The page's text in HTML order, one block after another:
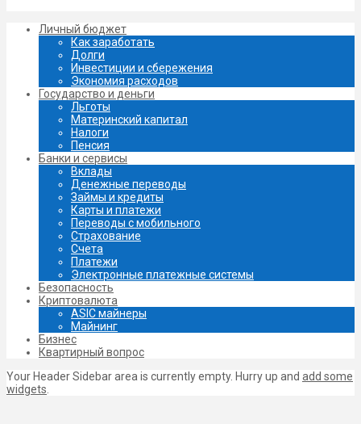
Личный бюджет
Как заработать
Долги
Инвестиции и сбережения
Экономия расходов
Государство и деньги
Льготы
Материнский капитал
Налоги
Пенсия
Банки и сервисы
Вклады
Денежные переводы
Займы и кредиты
Карты и платежи
Переводы с мобильного
Страхование
Счета
Платежи
Электронные платежные системы
Безопасность
Криптовалюта
ASIC майнеры
Майнинг
Бизнес
Квартирный вопрос
Your Header Sidebar area is currently empty. Hurry up and add some
widgets.